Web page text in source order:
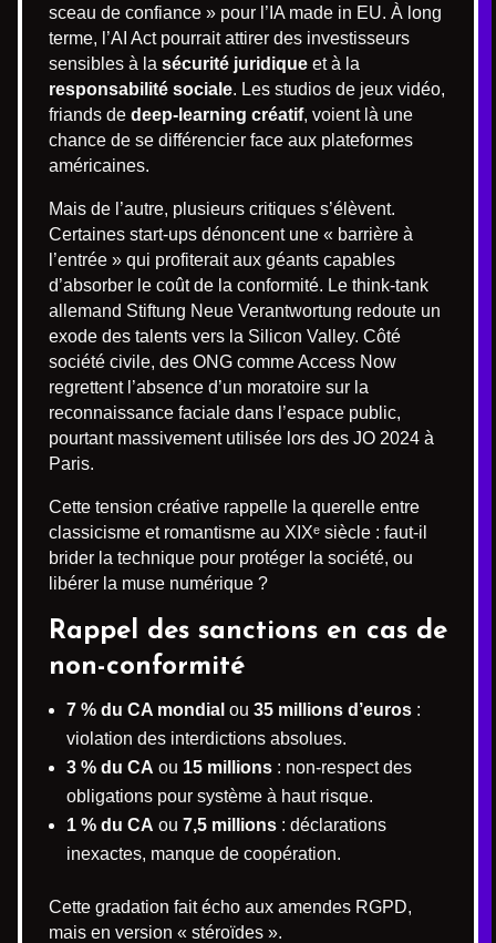
sceau de confiance » pour l’IA made in EU. À long
terme, l’AI Act pourrait attirer des investisseurs
sensibles à la sécurité juridique et à la
responsabilité sociale. Les studios de jeux vidéo,
friands de deep-learning créatif, voient là une
chance de se différencier face aux plateformes
américaines.
Mais de l’autre, plusieurs critiques s’élèvent.
Certaines start-ups dénoncent une « barrière à
l’entrée » qui profiterait aux géants capables
d’absorber le coût de la conformité. Le think-tank
allemand Stiftung Neue Verantwortung redoute un
exode des talents vers la Silicon Valley. Côté
société civile, des ONG comme Access Now
regrettent l’absence d’un moratoire sur la
reconnaissance faciale dans l’espace public,
pourtant massivement utilisée lors des JO 2024 à
Paris.
Cette tension créative rappelle la querelle entre
classicisme et romantisme au XIXᵉ siècle : faut-il
brider la technique pour protéger la société, ou
libérer la muse numérique ?
Rappel des sanctions en cas de
non-conformité
7 % du CA mondial ou 35 millions d’euros :
violation des interdictions absolues.
3 % du CA ou 15 millions : non-respect des
obligations pour système à haut risque.
1 % du CA ou 7,5 millions : déclarations
inexactes, manque de coopération.
Cette gradation fait écho aux amendes RGPD,
mais en version « stéroïdes ».